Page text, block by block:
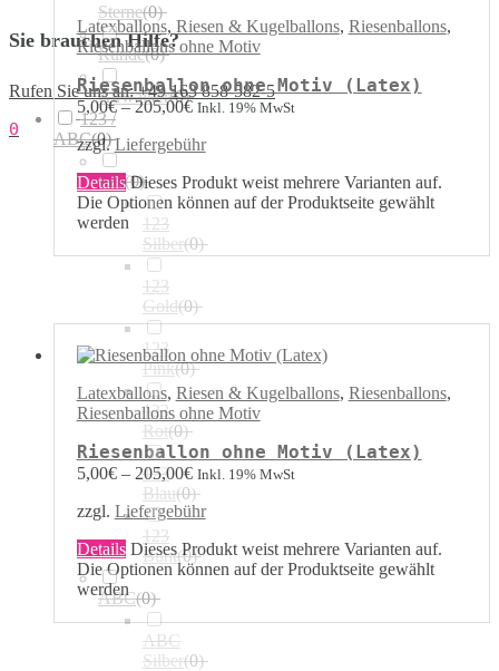
Sie brauchen Hilfe?
Rufen Sie uns an: +49 163 858-582-5
0
Latexballons, Riesen & Kugelballons, Riesenballons,
Riesenballons ohne Motiv
Riesenballon ohne Motiv (Latex)
5,00€–205,00€ Inkl. 19% MwSt
zzgl.Liefergebühr
Details Dieses Produkt weist mehrere Varianten auf.
Die Optionen können auf der Produktseite gewählt
werden
Latexballons, Riesen & Kugelballons, Riesenballons,
Riesenballons ohne Motiv
Riesenballon ohne Motiv (Latex)
5,00€– 205,00€ Inkl. 19% MwSt
zzgl. Liefergebühr
Details Dieses Produkt weist mehrere Varianten auf.
Die Optionen können auf der Produktseite gewählt
werden
Sterne(0)
Runde(0)
Airwalker(0)
123 /
ABC(0)
123(0)
123
Silber(0)
123
Gold(0)
123
Pink(0)
123
Rot(0)
123
Blau(0)
123
Bunt(0)
ABC(0)
ABC
Silber(0)